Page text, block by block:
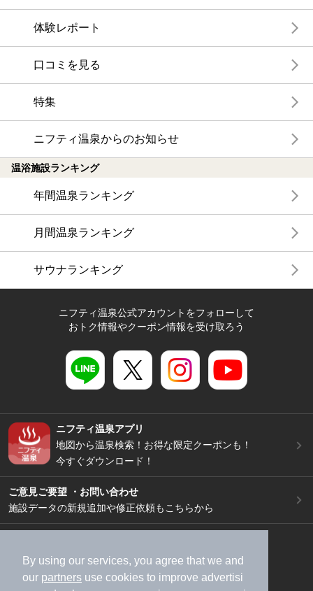
By using our services, you agree that we and
our partners use cookies to improve advertisi
体験レポート
口コミを見る
特集
ニフティ温泉からのお知らせ
温浴施設ランキング
年間温泉ランキング
月間温泉ランキング
サウナランキング
ニフティ温泉公式アカウントをフォローして
おトク情報やクーポン情報を受け取ろう
ニフティ温泉アプリ
地図から温泉検索！お得な限定クーポンも！
今すぐダウンロード！
ご意見ご要望 ・お問い合わせ
施設データの新規追加や修正依頼もこちらから
加盟店募集（資料請求）
広告出稿のご案内
利用規約
ライフスタイルMEMBERS+規約